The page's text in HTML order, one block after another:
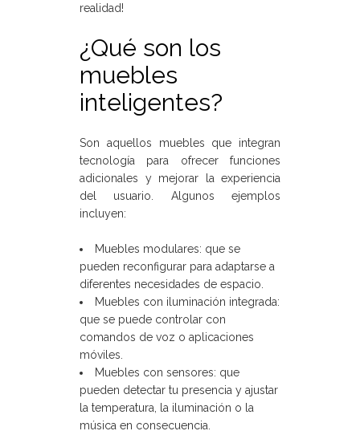
realidad!
¿Qué son los
muebles
inteligentes?
Son aquellos muebles que integran
tecnología para ofrecer funciones
adicionales y mejorar la experiencia
del usuario. Algunos ejemplos
incluyen:
Muebles modulares: que se
pueden reconfigurar para adaptarse a
diferentes necesidades de espacio.
Muebles con iluminación integrada:
que se puede controlar con
comandos de voz o aplicaciones
móviles.
Muebles con sensores: que
pueden detectar tu presencia y ajustar
la temperatura, la iluminación o la
música en consecuencia.